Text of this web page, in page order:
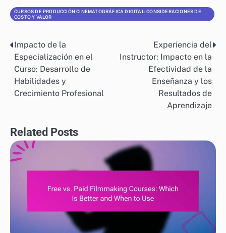
CURSOS DE PRODUCCIÓN CINEMATOGRÁFICA DIGITAL: CONSIDERACIONES DE
COSTO Y VALOR
Post
navigation
Impacto de la
Especialización en el
Curso: Desarrollo de
Habilidades y
Crecimiento Profesional
Experiencia del
Instructor: Impacto en la
Efectividad de la
Enseñanza y los
Resultados de
Aprendizaje
Related Posts